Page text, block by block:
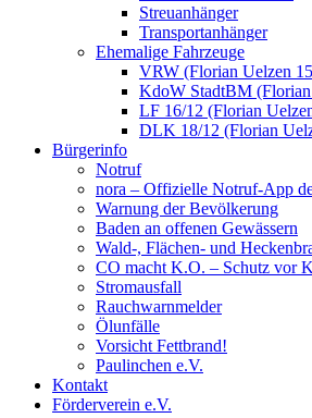
Streuanhänger
Transportanhänger
Ehemalige Fahrzeuge
VRW (Florian Uelzen
KdoW StadtBM
LF 16/12 (Florian
DLK 18/12 (Florian
Bürgerinfo
Notruf
nora – Offizielle Notruf-App
Warnung der Bevölkerung
Baden an offenen Gewässern
Wald-, Flächen- und
CO macht K.O. – Schutz vor
Stromausfall
Rauchwarnmelder
Ölunfälle
Vorsicht Fettbrand!
Paulinchen e.V.
Kontakt
Förderverein e.V.